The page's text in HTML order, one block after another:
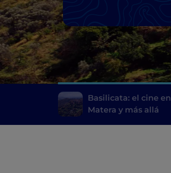
Basilicata: el cine en
Matera y más allá